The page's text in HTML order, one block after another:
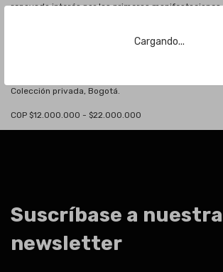
Cargando...
renovado interés por las primeras
fuera de Colombia y no formó parte del círculo de
Colección privada, Bogotá.
COP $12.000.000 - $22.000.000
Suscríbase a nuestra
newsletter